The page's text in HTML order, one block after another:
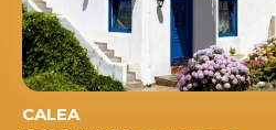
CALEA